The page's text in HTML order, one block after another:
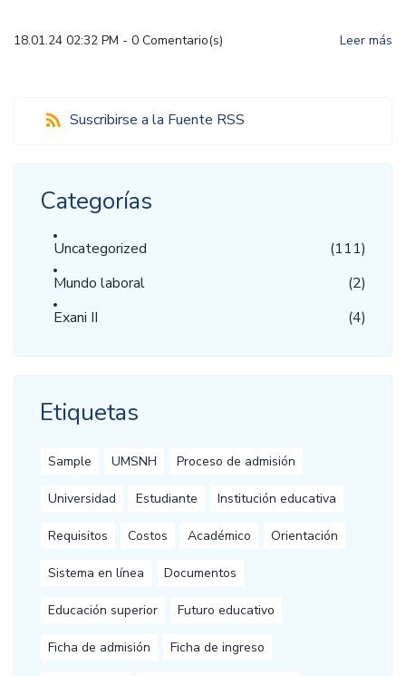
18.01.24 02:32 PM - 0 Comentario(s) Leer más
Suscribirse a la Fuente RSS
Categorías
Uncategorized
(111)
Mundo laboral
(2)
Exani II
(4)
Etiquetas
Sample UMSNH Proceso de admisión
Universidad Estudiante Institución educativa
Requisitos Costos Académico Orientación
Sistema en línea Documentos
Educación superior Futuro educativo
Ficha de admisión Ficha de ingreso